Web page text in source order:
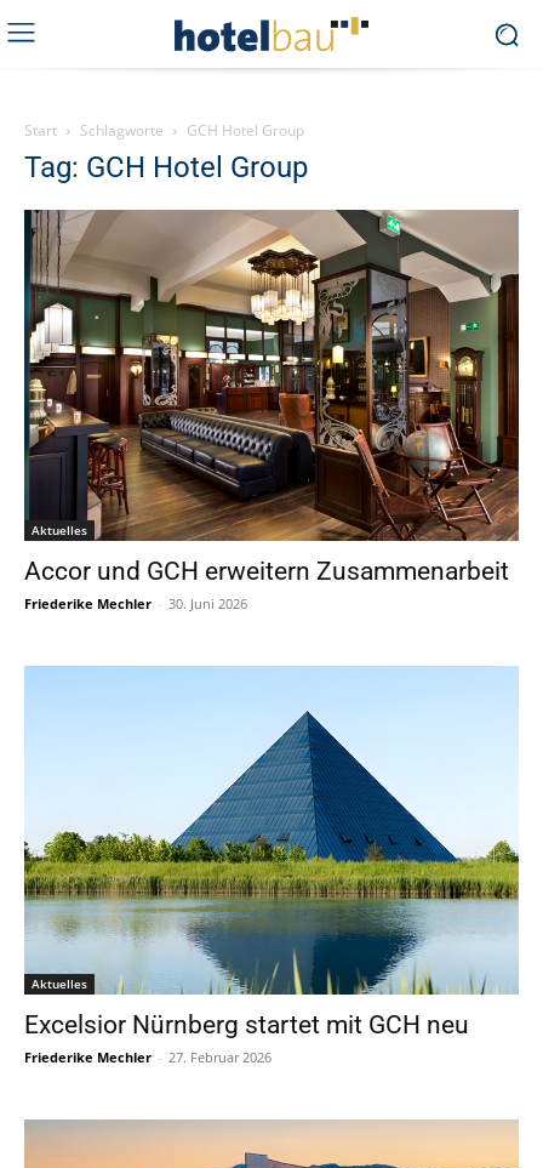
Start Schlagworte GCH Hotel Group
Tag: GCH Hotel Group
Aktuelles
Accor und GCH erweitern Zusammenarbeit
Friederike Mechler - 30. Juni 2026
Aktuelles
Excelsior Nürnberg startet mit GCH neu
Friederike Mechler - 27. Februar 2026